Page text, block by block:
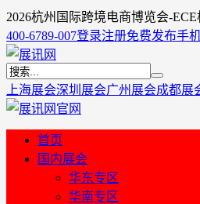
2026杭州国际跨境电商博览会-
400-6789-007登录注册免费发布手
上海展会深圳展会广州展会成都展
首页
国内展会
华东专区
华南专区